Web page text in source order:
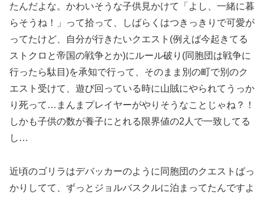
たんだよな。かわいそうな子供見かけて「よし、一緒に暮
らそうね！」って拾って、しばらくはつきっきりで可愛が
ってたけど、自分が行きたいクエスト (例えば今起きてる
ストクロと帝国の戦争とか)にルール破り (同胞団は戦争に
行ったら駄目)を承知で行って、そのまま別の町で別のク
エスト受けて、遊び回っている時に山賊にやられてうっか
り死って…まんまプレイヤーがやりそうなことじゃね？！
しかも子供の数が養子にとれる限界値の2人で一致してる
し…
近頃のゴリラはデバッカーのように同胞団のクエストばっ
かりしてて、ずっとジョルバスクルに泊まってたんですよ